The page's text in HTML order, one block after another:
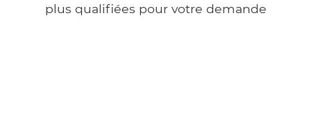
plus qualifiées pour votre demande